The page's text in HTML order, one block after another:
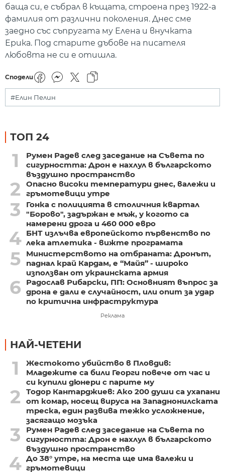
баща си, е събрал в къщата, строена през 1922-а
фамилия от различни поколения. Днес сме
заедно със съпругата му Елена и внучката
Ерика. Под старите дъбове на писателя
любовта не си е отишла.
Сподели
#Елин Пелин
ТОП 24
1
Румен Радев след заседание на Съвета по
сигурността: Дрон е нахлул в българското
въздушно пространство
2
Опасно високи температури днес, валежи и
гръмотевици утре
3
Гонка с полицията в столичния квартал
"Борово", задържан е мъж, у когото са
намерени дрога и 460 000 евро
4 БНТ излъчва европейското първенство по
лека атлетика - вижте програмата
5
Министерството на отбраната: Дронът,
паднал край Кардам, е “Майя” - широко
използван от украинската армия
6
Радослав Рибарски, ПП: Основният въпрос за
дрона е дали е случайност, или опит за удар
по критична инфраструктура
Реклама
НАЙ-ЧЕТЕНИ
1
Жестокото убийство в Пловдив:
Младежите са били Георги повече от час и
си купили дюнери с парите му
2
Тодор Кантарджиев: Ако 200 души са ухапани
от комар, носещ вируса на Западнонилската
треска, един развива тежко усложнение,
засягащо мозъка
3
Румен Радев след заседание на Съвета по
сигурността: Дрон е нахлул в българското
въздушно пространство
4 До 38° утре, на места ще има валежи и
гръмотевици